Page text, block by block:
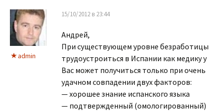
admin
15/10/2012 в 23:44
Андрей,
При существующем уровне безработицы
трудоустроиться в Испании как медику у
Вас может получиться только при очень
удачном совпадении двух факторов:
— хорошее знание испанского языка
— подтвержденный (омологированный)